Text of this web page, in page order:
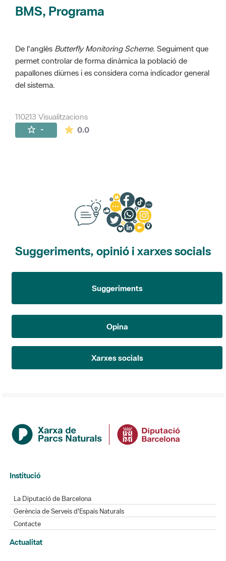
BMS, Programa
De l'anglès Butterfly Monitoring Scheme. Seguiment que
permet controlar de forma dinàmica la població de
papallones diürnes i es considera coma indicador general
del sistema.
110213 Visualitzacions
- 0.0La mitjana de les valoracions és de 0
Suggeriments, opinió i xarxes socials
Suggeriments
Opina
Xarxes socials
Institució
La Diputació de Barcelona
Gerència de Serveis d'Espais Naturals
Contacte
Actualitat